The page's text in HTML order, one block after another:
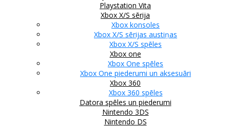
Playstation Vita
Xbox X/S sērija
Xbox konsoles
Xbox X/S sērijas austiņas
Xbox X/S spēles
Xbox one
Xbox One spēles
Xbox One piederumi un aksesuāri
Xbox 360
Xbox 360 spēles
Datora spēles un piederumi
Nintendo 3DS
Nintendo DS